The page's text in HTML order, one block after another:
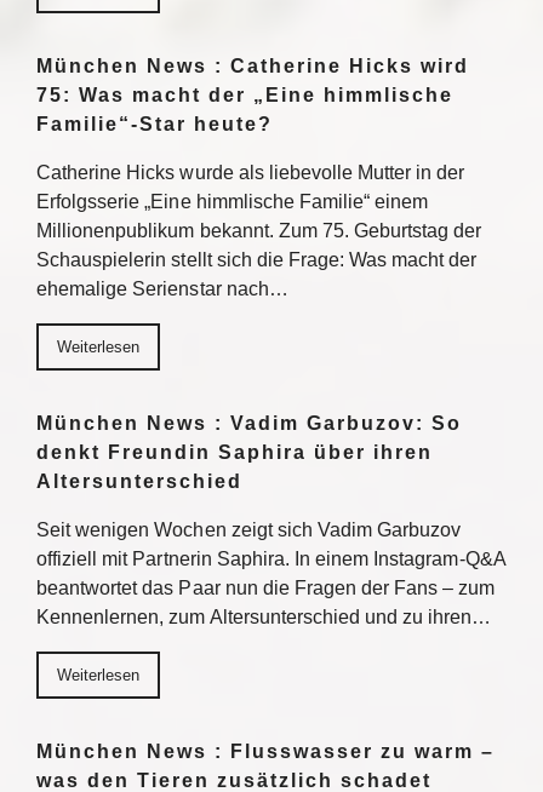
München News : Catherine Hicks wird
75: Was macht der „Eine himmlische
Familie“-Star heute?
Catherine Hicks wurde als liebevolle Mutter in der
Erfolgsserie „Eine himmlische Familie“ einem
Millionenpublikum bekannt. Zum 75. Geburtstag der
Schauspielerin stellt sich die Frage: Was macht der
ehemalige Serienstar nach…
Weiterlesen
München News : Vadim Garbuzov: So
denkt Freundin Saphira über ihren
Altersunterschied
Seit wenigen Wochen zeigt sich Vadim Garbuzov
offiziell mit Partnerin Saphira. In einem Instagram-Q&A
beantwortet das Paar nun die Fragen der Fans – zum
Kennenlernen, zum Altersunterschied und zu ihren…
Weiterlesen
München News : Flusswasser zu warm –
was den Tieren zusätzlich schadet